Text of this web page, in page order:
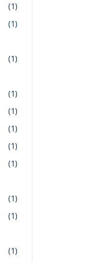
(1)
(1)
(1)
(1)
(1)
(1)
(1)
(1)
(1)
(1)
(1)